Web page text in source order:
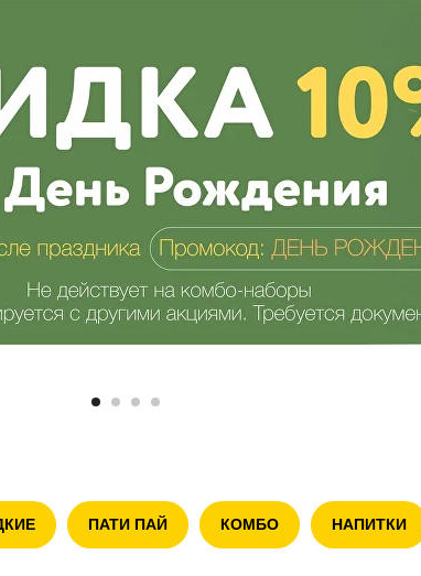
ПАТИ ПАЙ КОМБО НАПИТКИ